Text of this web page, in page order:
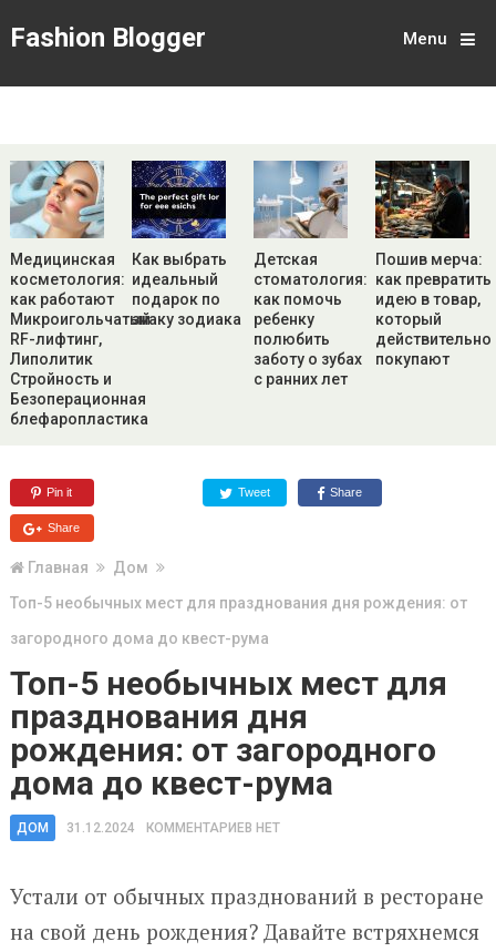
Fashion Blogger Menu
Медицинская
косметология:
как работают
Микроигольчатый
RF-лифтинг,
Липолитик
Стройность и
Безоперационная
блефаропластика
Как выбрать
идеальный
подарок по
знаку зодиака
Детская
стоматология:
как помочь
ребенку
полюбить
заботу о зубах
с ранних лет
Пошив мерча:
как превратить
идею в товар,
который
действительно
покупают
Pin it Tweet Share
Share
Главная
Дом
Топ-5 необычных мест для празднования дня рождения: от
загородного дома до квест-рума
Топ-5 необычных мест для
празднования дня
рождения: от загородного
дома до квест-рума
ДОМ 31.12.2024 КОММЕНТАРИЕВ НЕТ
Устали от обычных празднований в ресторане
на свой день рождения? Давайте встряхнемся